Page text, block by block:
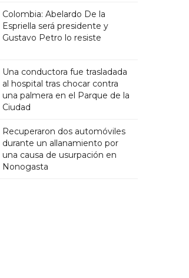
Colombia: Abelardo De la
Espriella será presidente y
Gustavo Petro lo resiste
Una conductora fue trasladada
al hospital tras chocar contra
una palmera en el Parque de la
Ciudad
Recuperaron dos automóviles
durante un allanamiento por
una causa de usurpación en
Nonogasta